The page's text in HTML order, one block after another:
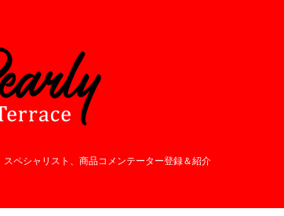
スペシャリスト、商品コメンテーター登録＆紹介